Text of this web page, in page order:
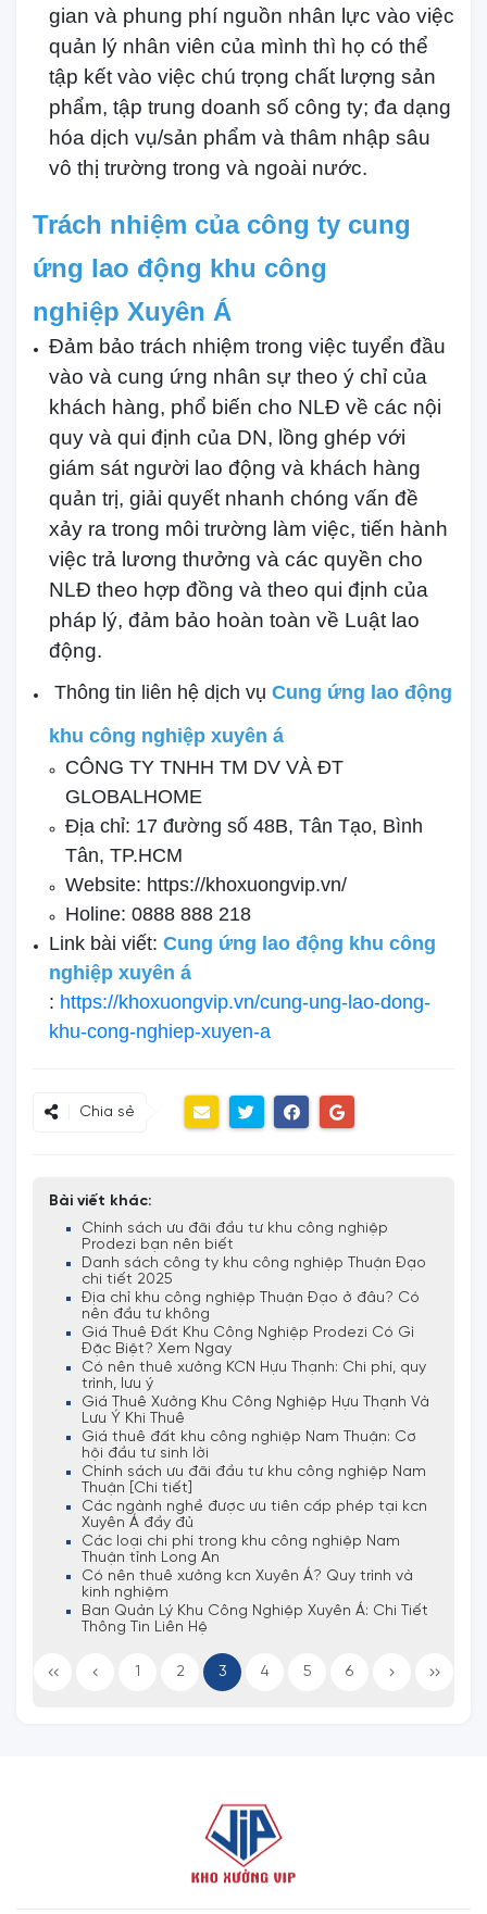
gian và phung phí nguồn nhân lực vào việc
quản lý nhân viên của mình thì họ có thể
tập kết vào việc chú trọng chất lượng sản
phẩm, tập trung doanh số công ty; đa dạng
hóa dịch vụ/sản phẩm và thâm nhập sâu
vô thị trường trong và ngoài nước.
Trách nhiệm của công ty cung
ứng lao động khu công
nghiệp Xuyên Á
Đảm bảo trách nhiệm trong việc tuyển đầu
vào và cung ứng nhân sự theo ý chỉ của
khách hàng, phổ biến cho NLĐ về các nội
quy và qui định của DN, lồng ghép với
giám sát người lao động và khách hàng
quản trị, giải quyết nhanh chóng vấn đề
xảy ra trong môi trường làm việc, tiến hành
việc trả lương thưởng và các quyền cho
NLĐ theo hợp đồng và theo qui định của
pháp lý, đảm bảo hoàn toàn về Luật lao
động.
Thông tin liên hệ dịch vụ Cung ứng lao động
khu công nghiệp xuyên á
CÔNG TY TNHH TM DV VÀ ĐT
GLOBALHOME
Địa chỉ: 17 đường số 48B, Tân Tạo, Bình
Tân, TP.HCM
Website: https://khoxuongvip.vn/
Holine: 0888 888 218
Link bài viết: Cung ứng lao động khu công
nghiệp xuyên á
: https://khoxuongvip.vn/cung-ung-lao-dong-
khu-cong-nghiep-xuyen-a
Chia sẻ
Bài viết khác:
Chính sách ưu đãi đầu tư khu công nghiệp
Prodezi bạn nên biết
Danh sách công ty khu công nghiệp Thuận Đạo
chi tiết 2025
Địa chỉ khu công nghiệp Thuận Đạo ở đâu? Có
nên đầu tư không
Giá Thuê Đất Khu Công Nghiệp Prodezi Có Gì
Đặc Biệt? Xem Ngay
Có nên thuê xưởng KCN Hựu Thạnh: Chi phí, quy
trình, lưu ý
Giá Thuê Xưởng Khu Công Nghiệp Hựu Thạnh Và
Lưu Ý Khi Thuê
Giá thuê đất khu công nghiệp Nam Thuận: Cơ
hội đầu tư sinh lời
Chính sách ưu đãi đầu tư khu công nghiệp Nam
Thuận [Chi tiết]
Các ngành nghề được ưu tiên cấp phép tại kcn
Xuyên Á đầy đủ
Các loại chi phí trong khu công nghiệp Nam
Thuận tỉnh Long An
Có nên thuê xưởng kcn Xuyên Á? Quy trình và
kinh nghiệm
Ban Quản Lý Khu Công Nghiệp Xuyên Á: Chi Tiết
Thông Tin Liên Hệ
1 2 3 4 5 6